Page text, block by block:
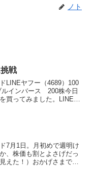
ノト
戦
LINEヤフー（4689）100
ルインバース 200株今日
買ってみました。LINEヤ
7月1日。月初めで週明け
、株価も割とよさげだっ
えた！）おかげさまで楽